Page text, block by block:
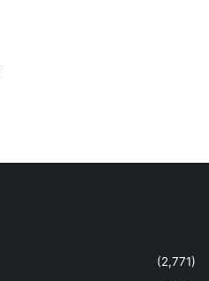
(2,771)